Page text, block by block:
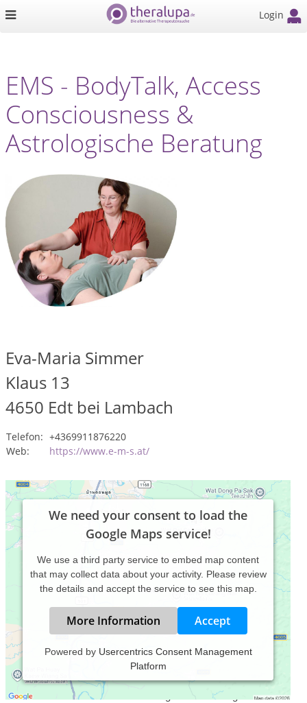
Login
EMS - BodyTalk, Access
Consciousness &
Astrologische Beratung
Eva-Maria Simmer
Klaus 13
4650 Edt bei Lambach
Telefon: +4369911876220
Web:
https://www.e-m-s.at/
We need your consent to load the
Google Maps service!
We use a third party service to embed map content
that may collect data about your activity. Please review
the details and accept the service to see this map.
More Information Accept
Powered by Usercentrics Consent Management
Platform
Die diplomierte Krankenschwester Eva-Maria Simmer bietet für
Kund*innen Energiearbeit in drei Bereichen an: BodyTalk,
Access Consciousness und Astrologische Beratung. Die